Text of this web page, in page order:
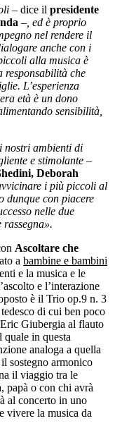
– dice il presidente
– , ed è proprio
nel rendere il
anche con i
alla musica è
responsabilità che
L’esperienza
età è un dono
sensibilità,
nostri ambienti di
e stimolante –
Deborah
i più piccoli al
dunque con piacere
nelle due
rassegna».
Ascoltare che
a bambine e bambini
e la musica e le
e l’interazione
è il Trio op.9 n. 3
di cui ben poco
Giubergia al flauto
in questa
analoga a quella
sostegno armonico
il viaggio tra le
papà o con chi avrà
al concerto in uno
vivere la musica da